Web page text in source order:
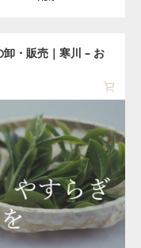
・販売｜寒川 – お
飲料